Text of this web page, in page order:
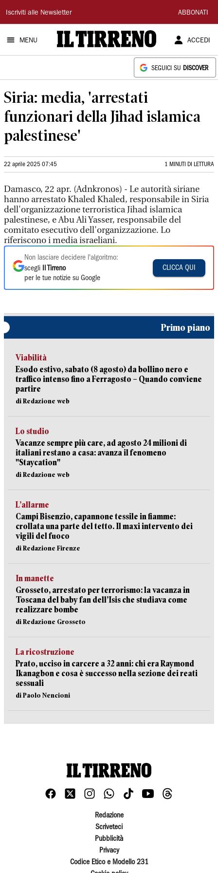
Il
Tirreno
Iscriviti alle Newsletter ABBONATI
MENU ACCEDI
SEGUICI SU DISCOVER
Siria: media, 'arrestati
funzionari della Jihad islamica
palestinese'
22 aprile 2025 07:45 1 MINUTI DI LETTURA
Damasco, 22 apr. (Adnkronos) - Le autorità siriane
hanno arrestato Khaled Khaled, responsabile in Siria
dell'organizzazione terroristica Jihad islamica
palestinese, e Abu Ali Yasser, responsabile del
comitato esecutivo dell'organizzazione. Lo
riferiscono i media israeliani.
Non lasciare decidere l'algoritmo:
scegli
Il Tirreno
per le tue notizie su Google
CLICCA QUI
Primo piano
Viabilità
Esodo estivo, sabato (8 agosto) da bollino nero e
traffico intenso fino a Ferragosto – Quando conviene
partire
di Redazione web
Lo studio
Vacanze sempre più care, ad agosto 24 milioni di
italiani restano a casa: avanza il fenomeno
"Staycation"
di Redazione web
L’allarme
Campi Bisenzio, capannone tessile in fiamme:
crollata una parte del tetto. Il maxi intervento dei
vigili del fuoco
di Redazione Firenze
In manette
Grosseto, arrestato per terrorismo: la vacanza in
Toscana del baby fan dell’Isis che studiava come
realizzare bombe
di Redazione Grosseto
La ricostruzione
Prato, ucciso in carcere a 32 anni: chi era Raymond
Ikanagbon e cosa è successo nella sezione dei reati
sessuali
di Paolo Nencioni
Redazione
Scriveteci
Pubblicità
Privacy
Codice Etico e Modello 231